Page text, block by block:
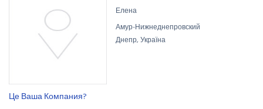
Це Ваша Компания?
Елена
Амур-Нижнеднепровский
Днепр, Україна